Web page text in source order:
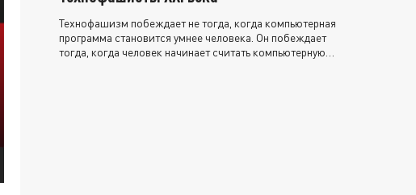
Технофашизм побеждает не тогда, когда компьютерная
программа становится умнее человека. Он побеждает
тогда, когда человек начинает считать компьютерную